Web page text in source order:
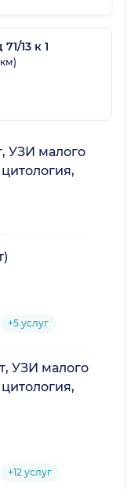
13 к 1
УЗИ малого
+5 услуг
УЗИ малого
+12 услуг